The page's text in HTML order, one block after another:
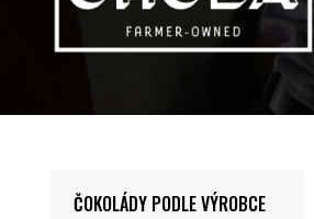
ČOKOLÁDY PODLE VÝROBCE